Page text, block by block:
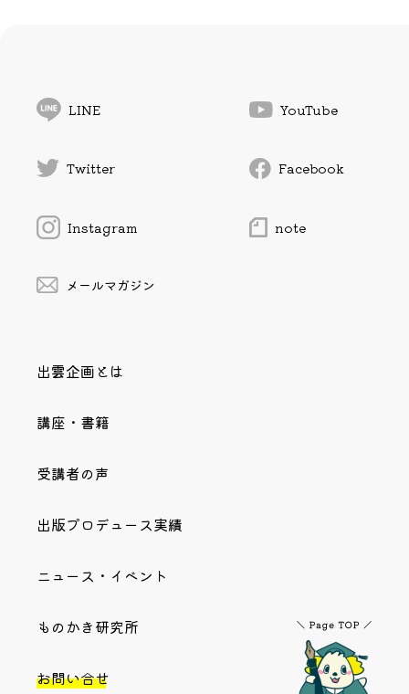
LINE YouTube
Twitter Facebook
Instagram note
メールマガジン
出雲企画とは
講座・書籍
受講者の声
出版プロデュース実績
ニュース・イベント
ものかき研究所
お問い合せ